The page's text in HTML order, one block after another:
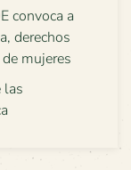
convoca a
derechos
mujeres
las